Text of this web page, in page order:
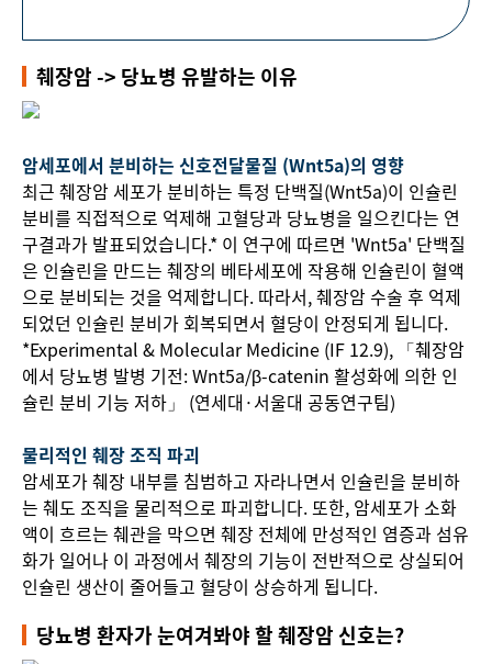
췌장암 -> 당뇨병 유발하는 이유
암세포에서 분비하는 신호전달물질 (Wnt5a)의 영향
최근 췌장암 세포가 분비하는 특정 단백질(Wnt5a)이 인슐린
분비를 직접적으로 억제해 고혈당과 당뇨병을 일으킨다는 연
구결과가 발표되었습니다.* 이 연구에 따르면 'Wnt5a' 단백질
은 인슐린을 만드는 췌장의 베타세포에 작용해 인슐린이 혈액
으로 분비되는 것을 억제합니다. 따라서, 췌장암 수술 후 억제
되었던 인슐린 분비가 회복되면서 혈당이 안정되게 됩니다.
*Experimental & Molecular Medicine (IF 12.9), 「췌장암
에서 당뇨병 발병 기전: Wnt5a/β-catenin 활성화에 의한 인
슐린 분비 기능 저하」 (연세대·서울대 공동연구팀)
물리적인 췌장 조직 파괴
암세포가 췌장 내부를 침범하고 자라나면서 인슐린을 분비하
는 췌도 조직을 물리적으로 파괴합니다. 또한, 암세포가 소화
액이 흐르는 췌관을 막으면 췌장 전체에 만성적인 염증과 섬유
화가 일어나 이 과정에서 췌장의 기능이 전반적으로 상실되어
인슐린 생산이 줄어들고 혈당이 상승하게 됩니다.
당뇨병 환자가 눈여겨봐야 할 췌장암 신호는?